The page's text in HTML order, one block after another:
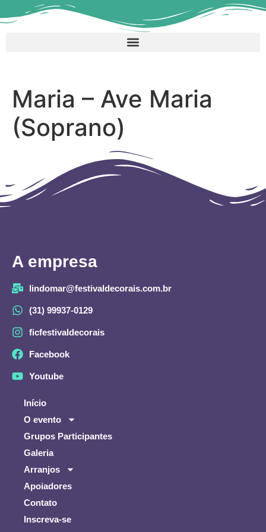
Maria – Ave Maria
(Soprano)
A empresa
lindomar@festivaldecorais.com.br
(31) 99937-0129
ficfestivaldecorais
Facebook
Youtube
Início
O evento
Grupos Participantes
Galeria
Arranjos
Apoiadores
Contato
Inscreva-se